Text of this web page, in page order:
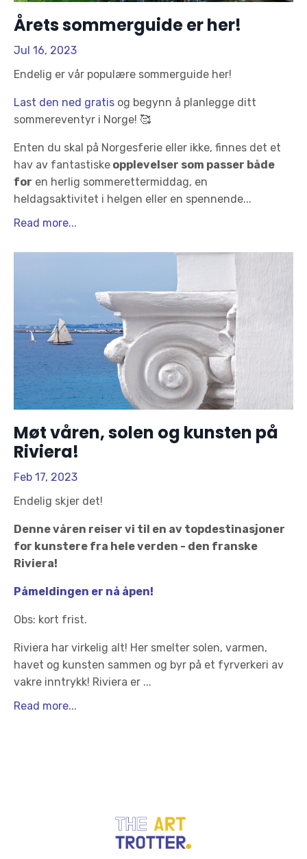
Årets sommerguide er her!
Jul 16, 2023
Endelig er vår populære sommerguide her!
Last den ned gratis og begynn å planlegge ditt
sommereventyr i Norge! 🥰
Enten du skal på Norgesferie eller ikke, finnes det et
hav av fantastiske opplevelser som passer både
for en herlig sommerettermiddag, en
heldagsaktivitet i helgen eller en spennende...
Read more...
Møt våren, solen og kunsten på
Riviera!
Feb 17, 2023
Endelig skjer det!
Denne våren reiser vi til en av topdestinasjoner
for kunstere fra hele verden - den franske
Riviera!
Påmeldingen er nå åpen!
Obs: kort frist.
Riviera har virkelig alt! Her smelter solen, varmen,
havet og kunsten sammen og byr på et fyrverkeri av
vakre inntrykk! Riviera er ...
Read more...